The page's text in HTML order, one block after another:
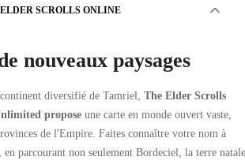
ELDER SCROLLS ONLINE
nouveaux paysages
diversifié de Tamriel, The Elder Scrolls
propose une carte en monde ouvert vaste,
de l'Empire. Faites connaître votre nom à
parcourant non seulement Bordeciel, la terre natale